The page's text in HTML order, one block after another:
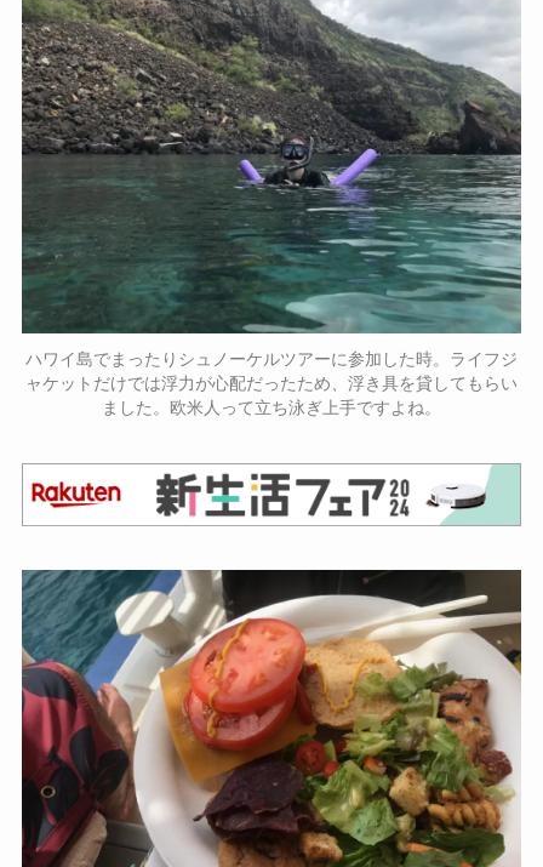
ハワイ島でまったりシュノーケルツアーに参加した時。ライフジ
ャケットだけでは浮力が心配だったため、浮き具を貸してもらい
ました。欧米人って立ち泳ぎ上手ですよね。